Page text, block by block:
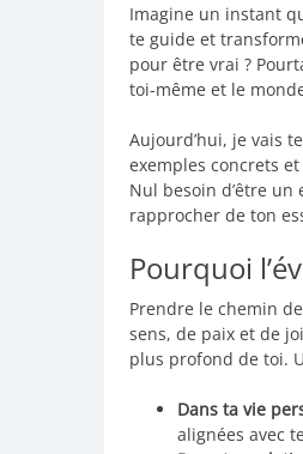
Imagine un instant
te guide et
pour être vrai ?
toi-même et le
Aujourd’hui, je vais
exemples concrets
Nul besoin d’être
rapprocher de ton
Pourquoi
Prendre le chemin
sens, de paix et de
plus profond de toi.
Dans ta vie
alignées avec